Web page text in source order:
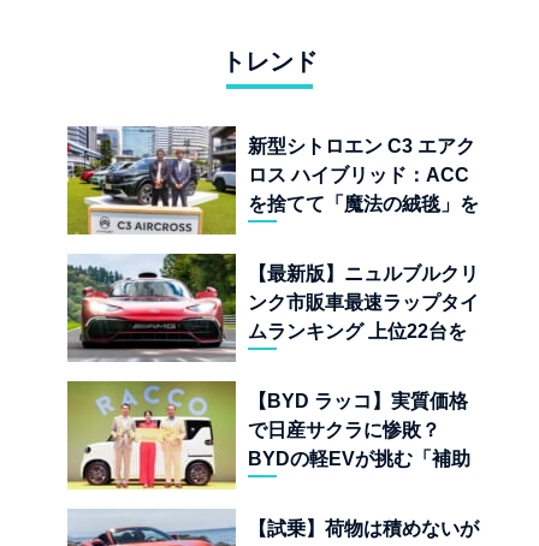
トレンド
新型シトロエン C3 エアク
ロス ハイブリッド：ACC
を捨てて「魔法の絨毯」を
児
【最新版】ニュルブルクリ
ンク市販車最速ラップタイ
ムランキング 上位22台を
【BYD ラッコ】実質価格
で日産サクラに惨敗？
BYDの軽EVが挑む「補助
界
【試乗】荷物は積めないが